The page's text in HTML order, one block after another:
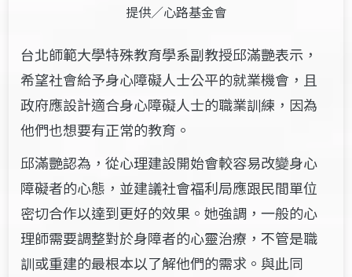
提供／心路基金會
台北師範大學特殊教育學系副教授邱滿艷表示，
希望社會給予身心障礙人士公平的就業機會，且
政府應設計適合身心障礙人士的職業訓練，因為
他們也想要有正常的教育。
邱滿艷認為，從心理建設開始會較容易改變身心
障礙者的心態，並建議社會福利局應跟民間單位
密切合作以達到更好的效果。她強調，一般的心
理師需要調整對於身障者的心靈治療，不管是職
訓或重建的最根本以了解他們的需求。與此同